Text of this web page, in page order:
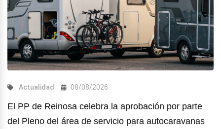
Actualidad 08/08/2026
El PP de Reinosa celebra la aprobación por parte
del Pleno del área de servicio para autocaravanas